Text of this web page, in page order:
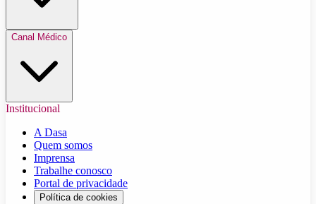
Canal Médico
Institucional
A Dasa
Quem somos
Imprensa
Trabalhe conosco
Portal de privacidade
Política de cookies